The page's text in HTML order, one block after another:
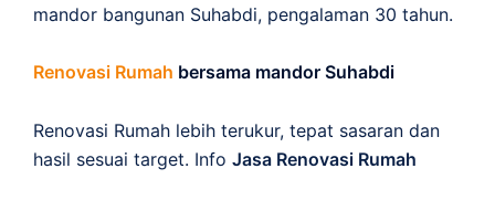
mandor bangunan Suhabdi, pengalaman 30 tahun.
Renovasi Rumah bersama mandor Suhabdi
Renovasi Rumah lebih terukur, tepat sasaran dan
hasil sesuai target. Info Jasa Renovasi Rumah